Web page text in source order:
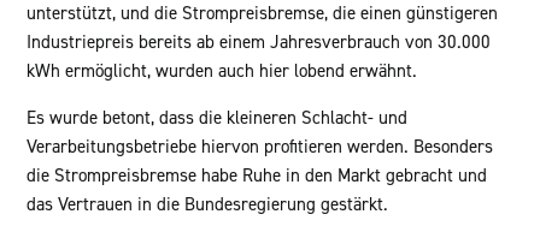
unterstützt, und die Strompreisbremse, die einen günstigeren
Industriepreis bereits ab einem Jahresverbrauch von 30.000
kWh ermöglicht, wurden auch hier lobend erwähnt.
Es wurde betont, dass die kleineren Schlacht- und
Verarbeitungsbetriebe hiervon profitieren werden. Besonders
die Strompreisbremse habe Ruhe in den Markt gebracht und
das Vertrauen in die Bundesregierung gestärkt.